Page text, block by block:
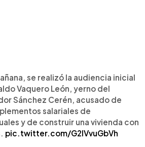
se realizó la audiencia inicial
Vaquero León, yerno del
Sánchez Cerén, acusado de
salariales de
y de construir una vivienda con
pic.twitter.com/G2IVvuGbVh